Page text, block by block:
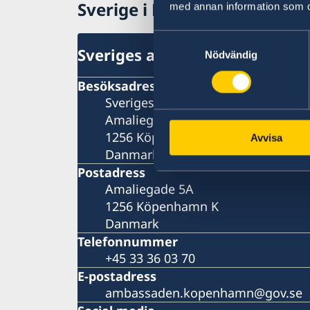
med annan information som
Nödvändig
Avvisa
Sverige i Danmark
Sveriges ambassad
Besöksadress
Sveriges ambassad
Amaliegade 5A
1256 Köpenhamn K
Danmark
Postadress
Amaliegade 5A
1256 Köpenhamn K
Danmark
Telefonnummer
+45 33 36 03 70
E-postadress
ambassaden.kopenhamn@gov.se